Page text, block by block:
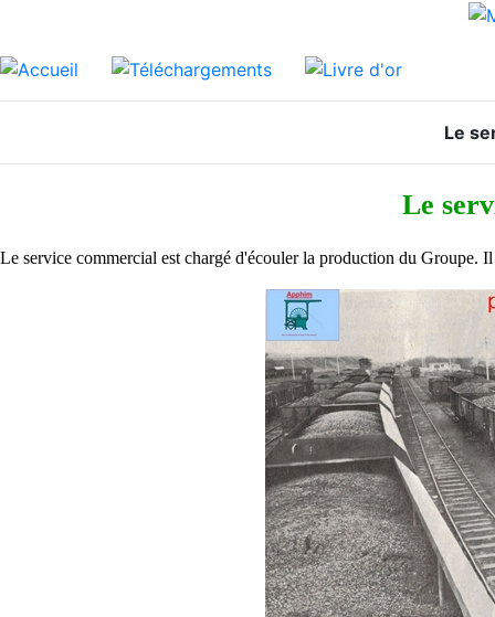
Le
Le
Le service commercial est chargé d'écouler la production du Groupe.